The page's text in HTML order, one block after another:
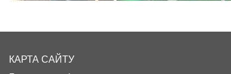
КАРТА САЙТУ